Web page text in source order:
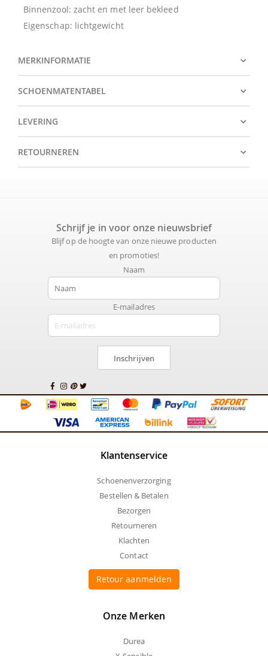
Binnenzool: zacht en met leer bekleed
Eigenschap: lichtgewicht
MERKINFORMATIE
SCHOENMATENTABEL
LEVERING
RETOURNEREN
Schrijf je in voor onze nieuwsbrief
Blijf op de hoogte van onze nieuwe producten
en promoties!
Naam
E-mailadres
Inschrijven
Klantenservice
Schoenenverzorging
Bestellen & Betalen
Bezorgen
Retourneren
Klachten
Contact
Retour aanmelden
Onze Merken
Durea